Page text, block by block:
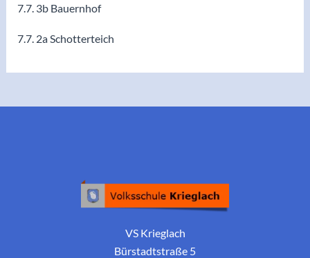
7.7. 3b Bauernhof
7.7. 2a Schotterteich
VS Krieglach
Bürstadtstraße 5